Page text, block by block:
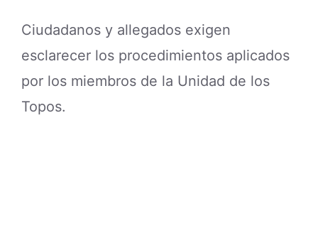
Ciudadanos y allegados exigen
esclarecer los procedimientos aplicados
por los miembros de la Unidad de los
Topos.